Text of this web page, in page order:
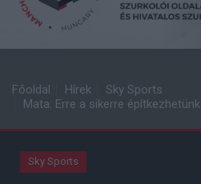
Főoldal Hírek
Sky Sports
Mata: Erre a sikerre építkezhetünk
Sky Sports